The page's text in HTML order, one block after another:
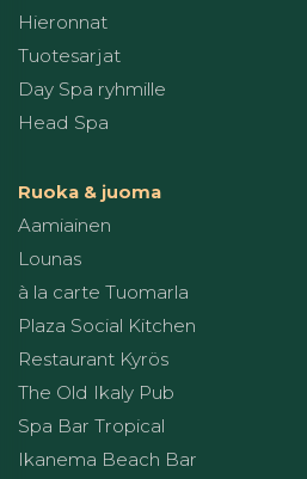
Hieronnat
Tuotesarjat
Day Spa ryhmille
Head Spa
Ruoka & juoma
Aamiainen
Lounas
à la carte Tuomarla
Plaza Social Kitchen
Restaurant Kyrös
The Old Ikaly Pub
Spa Bar Tropical
Ikanema Beach Bar